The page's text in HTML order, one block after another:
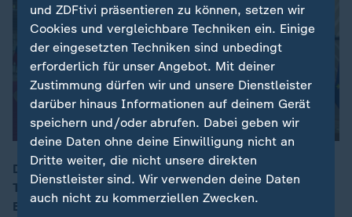
00:16
Der Ukraine-Krieg ist heute auch Thema bei einem
Treffen der EU-Außenminister in Brüssel. „Ziel der
Europäer ist es, die Ukraine in eine Position der Stärke
und ZDFtivi präsentieren zu können, setzen wir
Cookies und vergleichbare Techniken ein. Einige
der eingesetzten Techniken sind unbedingt
erforderlich für unser Angebot. Mit deiner
Zustimmung dürfen wir und unsere Dienstleister
darüber hinaus Informationen auf deinem Gerät
speichern und/oder abrufen. Dabei geben wir
deine Daten ohne deine Einwilligung nicht an
Dritte weiter, die nicht unsere direkten
Dienstleister sind. Wir verwenden deine Daten
auch nicht zu kommerziellen Zwecken.